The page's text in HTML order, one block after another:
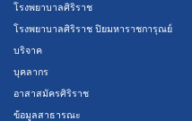
โรงพยาบาลศิริราช
โรงพยาบาลศิริราช ปิยมหาราชการุณย์
บริจาค
บุคลากร
อาสาสมัครศิริราช
ข้อมูลสาธารณะ